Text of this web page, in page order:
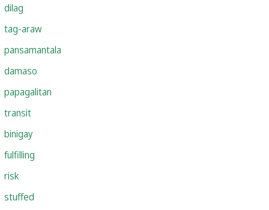
dilag
tag-araw
pansamantala
damaso
papagalitan
transit
binigay
fulfilling
risk
stuffed